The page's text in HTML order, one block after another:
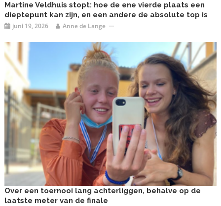
Martine Veldhuis stopt: hoe de ene vierde plaats een
dieptepunt kan zijn, en een andere de absolute top is
juni 19, 2026 Anne de Lange
Over een toernooi lang achterliggen, behalve op de
laatste meter van de finale